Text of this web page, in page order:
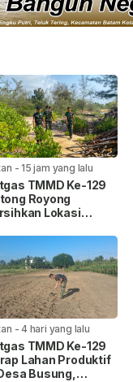
-15 jam yang lalu
TMMD Ke-129
Royong
Lokasi
-4 hari yang lalu
TMMD Ke-129
Lahan Produktif
Busung,